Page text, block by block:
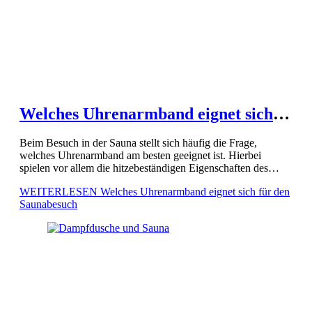
Welches Uhrenarmband eignet sich
Beim Besuch in der Sauna stellt sich häufig die Frage,
welches Uhrenarmband am besten geeignet ist. Hierbei
spielen vor allem die hitzebeständigen Eigenschaften des
oder Titan sollten vermieden […]
WEITERLESEN Welches Uhrenarmband eignet sich für den
Saunabesuch